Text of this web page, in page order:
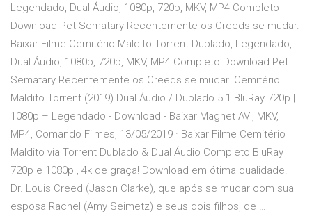
Legendado, Dual Áudio, 1080p, 720p, MKV, MP4 Completo
Download Pet Sematary Recentemente os Creeds se mudar.
Baixar Filme Cemitério Maldito Torrent Dublado, Legendado,
Dual Áudio, 1080p, 720p, MKV, MP4 Completo Download Pet
Sematary Recentemente os Creeds se mudar. Cemitério
Maldito Torrent (2019) Dual Áudio / Dublado 5.1 BluRay 720p |
1080p – Legendado - Download - Baixar Magnet AVI, MKV,
MP4, Comando Filmes, 13/05/2019 · Baixar Filme Cemitério
Maldito via Torrent Dublado & Dual Áudio Completo BluRay
720p e 1080p , 4k de graça! Download em ótima qualidade!
Dr. Louis Creed (Jason Clarke), que após se mudar com sua
esposa Rachel (Amy Seimetz) e seus dois filhos, de …